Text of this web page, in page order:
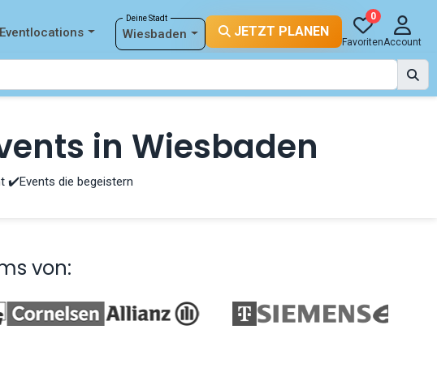
Eventlocations
Deine Stadt
Wiesbaden JETZT PLANEN
0
FavoritenAccount
in Wiesbaden
✔️Events die begeistern
von: